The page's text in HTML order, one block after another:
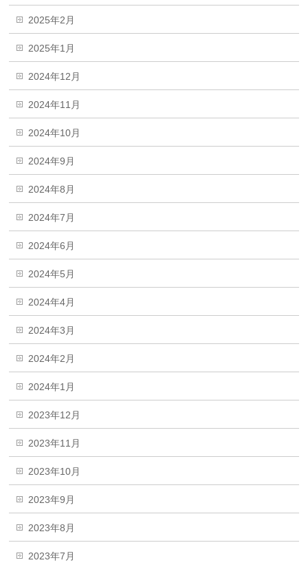
2025年2月
2025年1月
2024年12月
2024年11月
2024年10月
2024年9月
2024年8月
2024年7月
2024年6月
2024年5月
2024年4月
2024年3月
2024年2月
2024年1月
2023年12月
2023年11月
2023年10月
2023年9月
2023年8月
2023年7月